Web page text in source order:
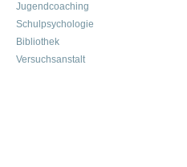
Jugendcoaching
Schulpsychologie
Bibliothek
Versuchsanstalt